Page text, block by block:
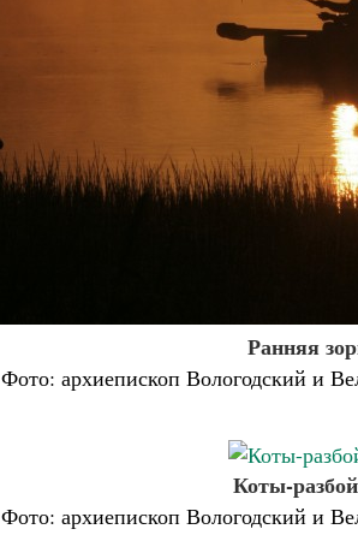
Ранняя
Фото: архиепископ Вологодский и
Коты-
Фото: архиепископ Вологодский и